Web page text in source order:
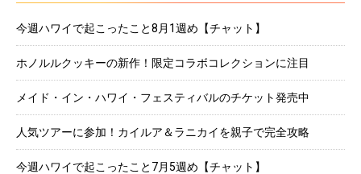
今週ハワイで起こったこと8月1週め【チャット】
ホノルルクッキーの新作！限定コラボコレクションに注目
メイド・イン・ハワイ・フェスティバルのチケット発売中
人気ツアーに参加！カイルア＆ラニカイを親子で完全攻略
今週ハワイで起こったこと7月5週め【チャット】